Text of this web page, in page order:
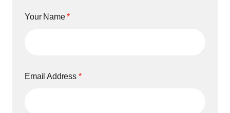
Your Name*
Email Address *